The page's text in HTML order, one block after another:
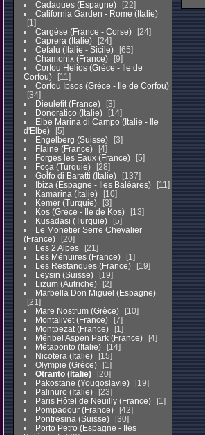
Cadaques (Espagne)
22
California Garden - Rome (Italie)
1
Cargèse (France - Corse)
24
Caprera (Italie)
24
Cefalu (Italie - Sicile)
65
Chamonix (France)
9
Corfou Helios (Grèce - Ile de
Corfou)
11
Corfou Ipsos (Grèce - Ile de Corfou)
34
Dieulefit (France)
3
Donoratico (Italie)
14
Elbe Marina di Campo (Italie - Ile
d'Elbe)
5
Engelberg (Suisse)
3
Flaine (France)
4
Forges les Eaux (France)
5
Foça (Turquie)
28
Golfo di Baratti (Italie)
137
Ibiza (Espagne - Iles Baléares)
11
Kamarina (Italie)
10
Kemer (Turquie)
3
Kos (Grèce - Ile de Kos)
13
Kusadasi (Turquie)
5
Le Monetier Serre Chevalier
(France)
20
Les 2 Alpes
21
Les Ménuires (France)
1
Les Restanques (France)
19
Leysin (Suisse)
19
Lizum (Autriche)
2
Marbella Don Miguel (Espagne)
21
Mare Nostrum (Grèce)
10
Montalivet (France)
7
Montpezat (France)
1
Méribel Aspen Park (France)
4
Métaponto (Italie)
14
Nicotera (Italie)
15
Olympie (Grèce)
1
Otranto (Italie)
20
Pakostane (Yougoslavie)
19
Palinuro (Italie)
23
Paris Hôtel de Neuilly (France)
1
Pompadour (France)
42
Pontresina (Suisse)
30
Porto Petro (Espagne - Iles